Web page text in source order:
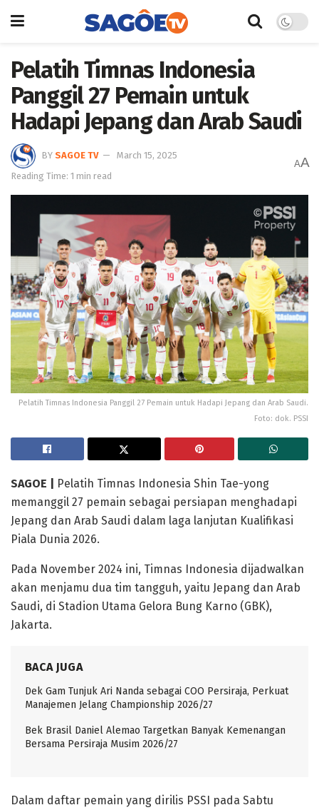
Pelatih Timnas Indonesia
Panggil 27 Pemain untuk
Hadapi Jepang dan Arab Saudi
BY SAGOE TV
March 15, 2025
Reading Time: 1 min read
AA
Pelatih Timnas Indonesia Panggil 27 Pemain untuk Hadapi Jepang dan Arab Saudi.
Foto: dok. PSSI
SAGOE |
Pelatih Timnas Indonesia Shin Tae-yong
memanggil 27 pemain sebagai persiapan menghadapi
Jepang dan Arab Saudi dalam laga lanjutan Kualifikasi
Piala Dunia 2026.
Pada November 2024 ini, Timnas Indonesia dijadwalkan
akan menjamu dua tim tangguh, yaitu Jepang dan Arab
Saudi, di Stadion Utama Gelora Bung Karno (GBK),
Jakarta.
BACA JUGA
Dek Gam Tunjuk Ari Nanda sebagai COO Persiraja, Perkuat
Manajemen Jelang Championship 2026/27
Bek Brasil Daniel Alemao Targetkan Banyak Kemenangan
Bersama Persiraja Musim 2026/27
Dalam daftar pemain yang dirilis PSSI pada Sabtu